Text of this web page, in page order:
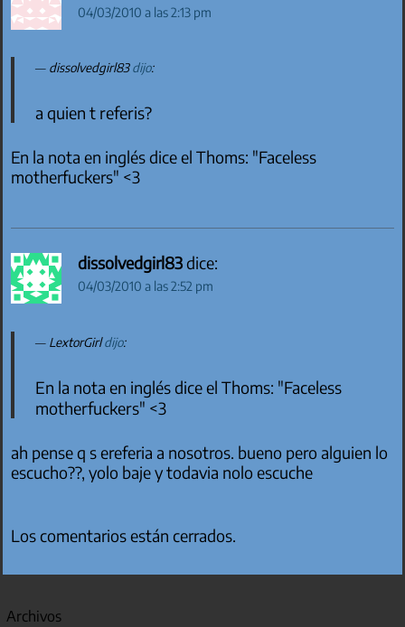
04/03/2010 a las 2:13 pm
dissolvedgirl83dijo:
a quien t referis?
En la nota en inglés dice el Thoms: "Faceless
motherfuckers" <3
dissolvedgirl83dice:
04/03/2010 a las 2:52 pm
LextorGirldijo:
En la nota en inglés dice el Thoms: "Faceless
motherfuckers" <3
ah pense q s ereferia a nosotros. bueno pero alguien lo
escucho??, yolo baje y todavia nolo escuche
Los comentarios están cerrados.
Archivos